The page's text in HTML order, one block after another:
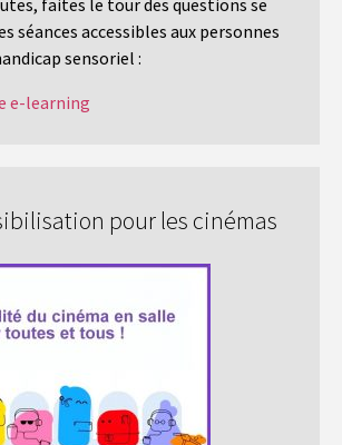
séances accessibles aux personnes
sensoriel :
e-learning
pour les cinémas